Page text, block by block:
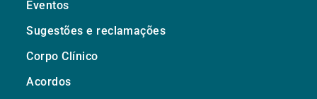
Eventos
Sugestões e reclamações
Corpo Clínico
Acordos